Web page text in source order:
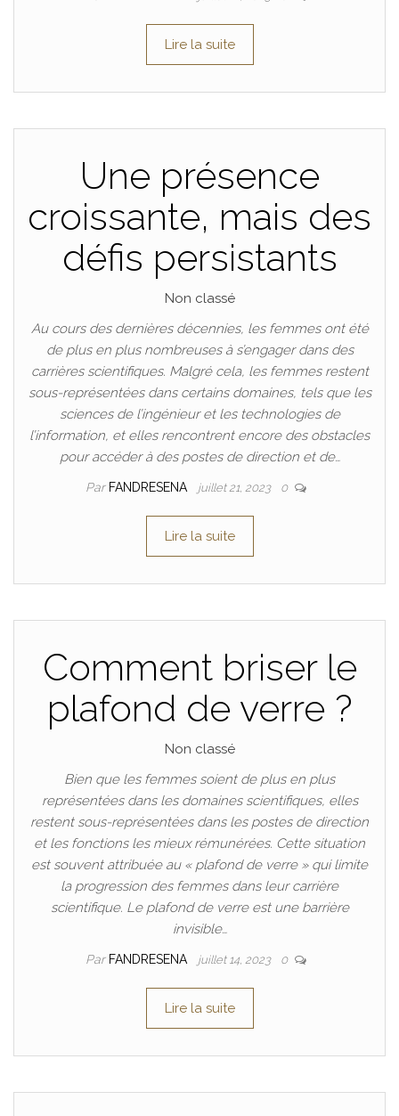
Lire la suite
Une présence
croissante, mais des
défis persistants
Non classé
Au cours des dernières décennies, les femmes ont été
de plus en plus nombreuses à s’engager dans des
carrières scientifiques. Malgré cela, les femmes restent
sous-représentées dans certains domaines, tels que les
sciences de l’ingénieur et les technologies de
l’information, et elles rencontrent encore des obstacles
pour accéder à des postes de direction et de…
Par FANDRESENA juillet 21, 2023 0
Lire la suite
Comment briser le
plafond de verre ?
Non classé
Bien que les femmes soient de plus en plus
représentées dans les domaines scientifiques, elles
restent sous-représentées dans les postes de direction
et les fonctions les mieux rémunérées. Cette situation
est souvent attribuée au « plafond de verre » qui limite
la progression des femmes dans leur carrière
scientifique. Le plafond de verre est une barrière
invisible…
Par FANDRESENA juillet 14, 2023 0
Lire la suite